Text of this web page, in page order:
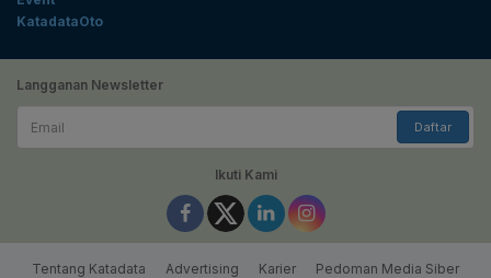
KatadataOto
Langganan Newsletter
Daftar
Ikuti Kami
Tentang Katadata Advertising Karier Pedoman Media Siber